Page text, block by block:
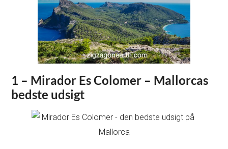
1 – Mirador Es Colomer – Mallorcas
bedste udsigt